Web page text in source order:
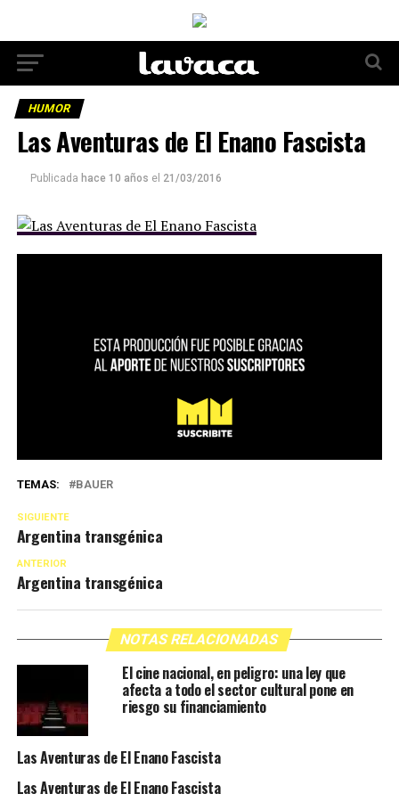
HUMOR
Las Aventuras de El Enano Fascista
Publicada hace 10 años el 21/03/2016
TEMAS: BAUER
SIGUIENTE
Argentina transgénica
ANTERIOR
Argentina transgénica
NOTAS RELACIONADAS
El cine nacional, en peligro: una ley que
afecta a todo el sector cultural pone en
riesgo su financiamiento
Las Aventuras de El Enano Fascista
Las Aventuras de El Enano Fascista